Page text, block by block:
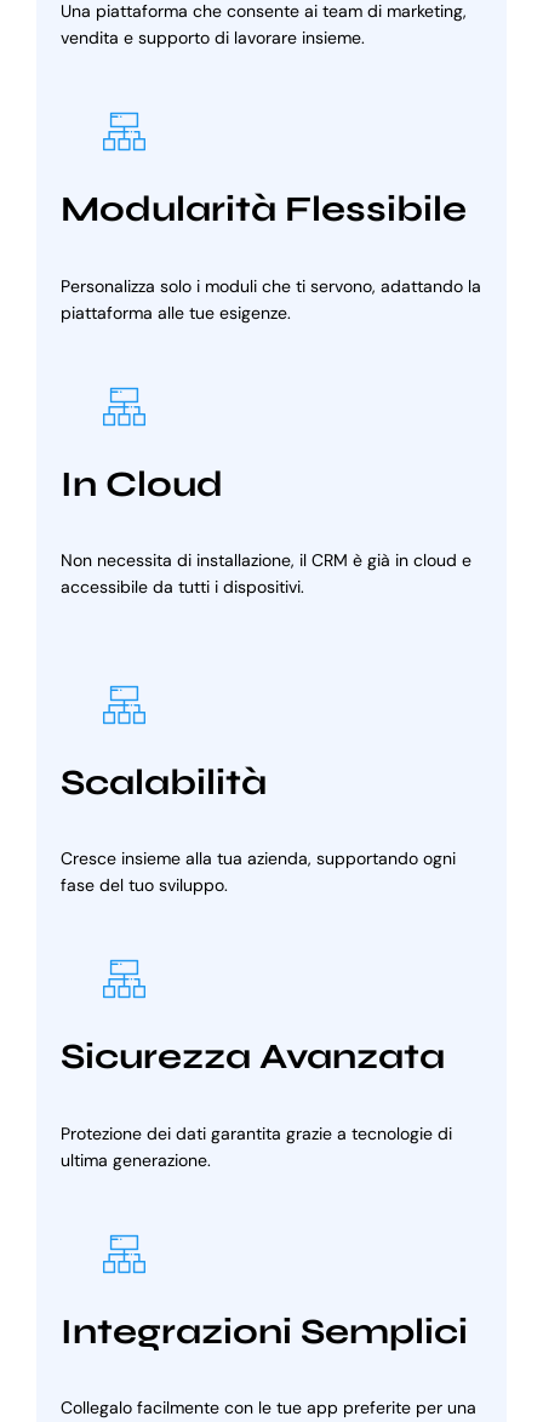
Una piattaforma che consente ai team di marketing,
vendita e supporto di lavorare insieme.
Modularità Flessibile
Personalizza solo i moduli che ti servono, adattando la
piattaforma alle tue esigenze.
In Cloud
Non necessita di installazione, il CRM è già in cloud e
accessibile da tutti i dispositivi.
Scalabilità
Cresce insieme alla tua azienda, supportando ogni
fase del tuo sviluppo.
Sicurezza Avanzata
Protezione dei dati garantita grazie a tecnologie di
ultima generazione.
Integrazioni Semplici
Collegalo facilmente con le tue app preferite per una